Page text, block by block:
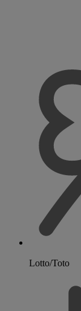
Lotto/Toto